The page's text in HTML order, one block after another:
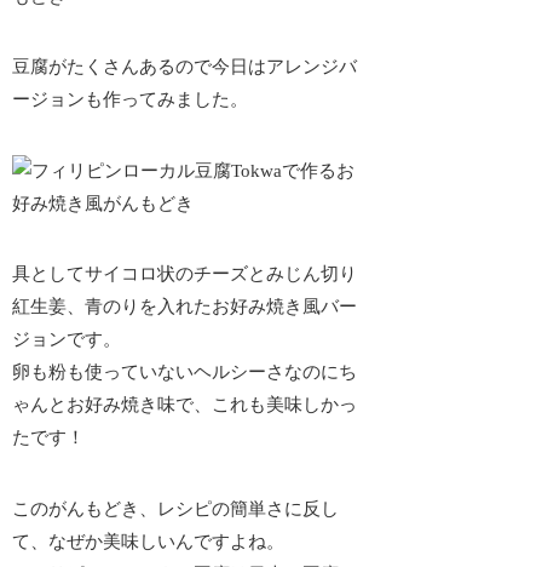
豆腐がたくさんあるので今日はアレンジバ
ージョンも作ってみました。
具としてサイコロ状のチーズとみじん切り
紅生姜、青のりを入れたお好み焼き風バー
ジョンです。
卵も粉も使っていないヘルシーさなのにち
ゃんとお好み焼き味で、これも美味しかっ
たです！
このがんもどき、レシピの簡単さに反し
て、なぜか美味しいんですよね。